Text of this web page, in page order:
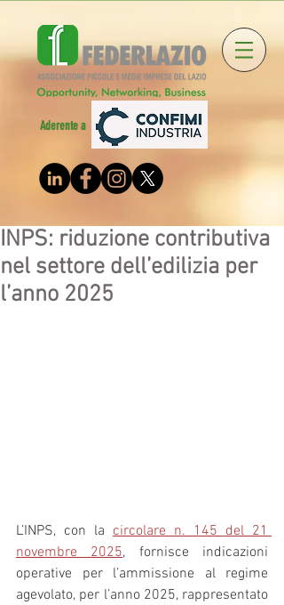
Aderente a
INPS: riduzione contributiva
nel settore dell’edilizia per
l’anno 2025
L’INPS, con la circolare n. 145 del 21
novembre 2025, fornisce indicazioni
operative per l’ammissione al regime
agevolato, per l’anno 2025, rappresentato